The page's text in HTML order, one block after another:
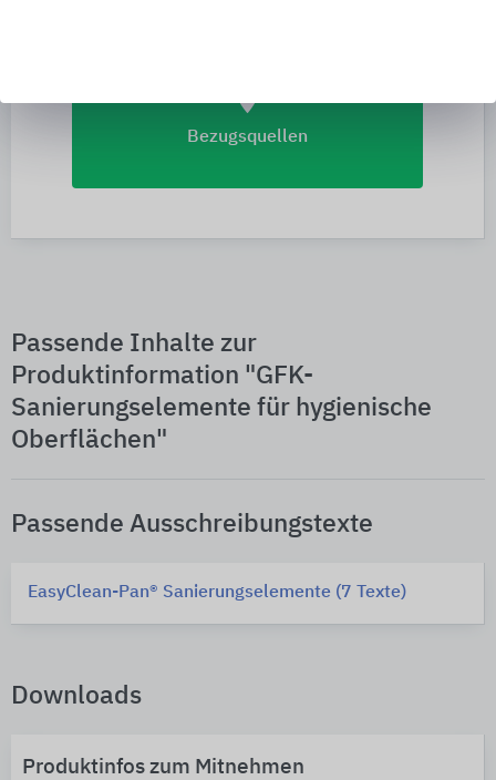
location_on
Bezugsquellen
Passende Inhalte zur
Produktinformation "GFK-
Sanierungselemente für hygienische
Oberflächen"
Passende Ausschreibungstexte
EasyClean-Pan® Sanierungselemente (7 Texte)
Downloads
Produktinfos zum Mitnehmen